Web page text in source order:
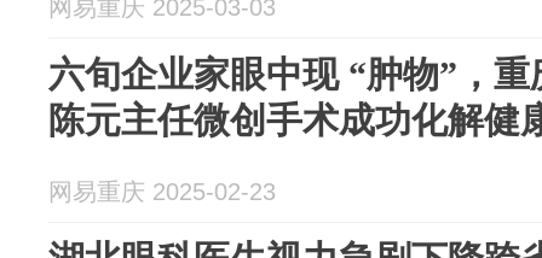
网易重庆 2025-03-03
六旬企业家眼中现 “肿物”，
陈元主任微创手术成功化解健
网易重庆 2025-02-23